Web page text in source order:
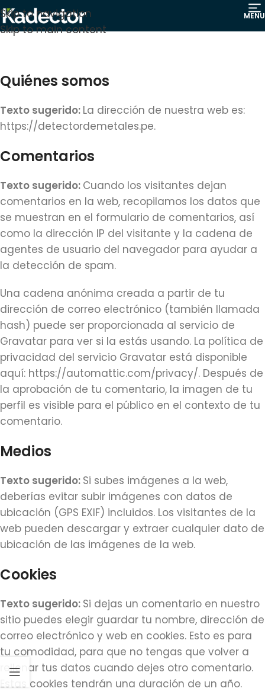
Skip to navigation
Skip to main content
MENU
Quiénes somos
Texto sugerido: La dirección de nuestra web es:
https://detectordemetales.pe.
Comentarios
Texto sugerido: Cuando los visitantes dejan
comentarios en la web, recopilamos los datos que
se muestran en el formulario de comentarios, así
como la dirección IP del visitante y la cadena de
agentes de usuario del navegador para ayudar a
la detección de spam.
Una cadena anónima creada a partir de tu
dirección de correo electrónico (también llamada
hash) puede ser proporcionada al servicio de
Gravatar para ver si la estás usando. La política de
privacidad del servicio Gravatar está disponible
aquí: https://automattic.com/privacy/. Después de
la aprobación de tu comentario, la imagen de tu
perfil es visible para el público en el contexto de tu
comentario.
Medios
Texto sugerido: Si subes imágenes a la web,
deberías evitar subir imágenes con datos de
ubicación (GPS EXIF) incluidos. Los visitantes de la
web pueden descargar y extraer cualquier dato de
ubicación de las imágenes de la web.
Cookies
Texto sugerido: Si dejas un comentario en nuestro
sitio puedes elegir guardar tu nombre, dirección de
correo electrónico y web en cookies. Esto es para
tu comodidad, para que no tengas que volver a
rellenar tus datos cuando dejes otro comentario.
Estas cookies tendrán una duración de un año.